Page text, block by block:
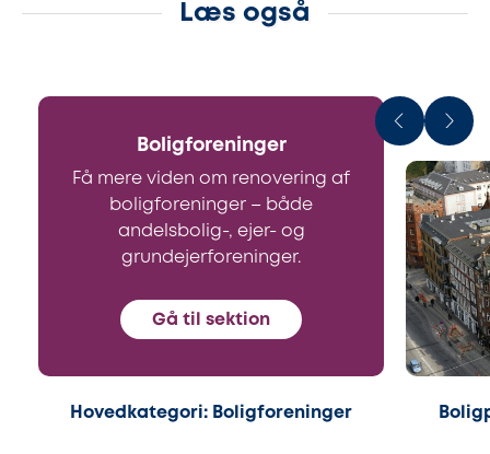
Læs også
Boligforeninger
Få mere viden om renovering af
boligforeninger – både
andelsbolig-, ejer- og
grundejerforeninger.
Gå til sektion
Hovedkategori: Boligforeninger